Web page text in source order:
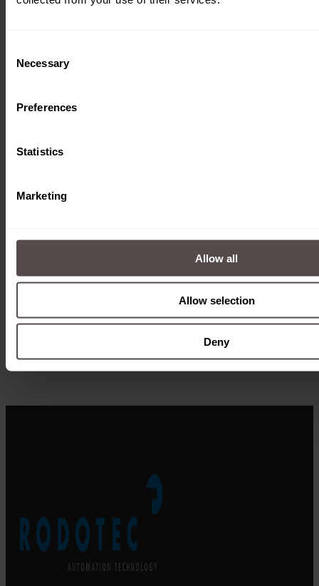
Selection
Necessary
Preferences
Statistics
Marketing
Allow all
Allow selection
Deny
Umlenkmodul 180°